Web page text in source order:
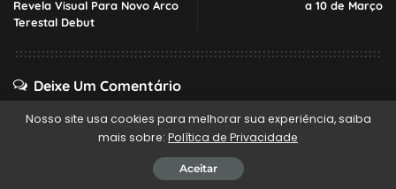
Revela Visual Para Novo Arco
Terestal Debut
a 10 de Março
Deixe Um Comentário
Você Também Pode Gostar
Nosso site usa cookies para melhorar sua experiência, saiba
mais sobre: Política de Privacidade
Aceitar